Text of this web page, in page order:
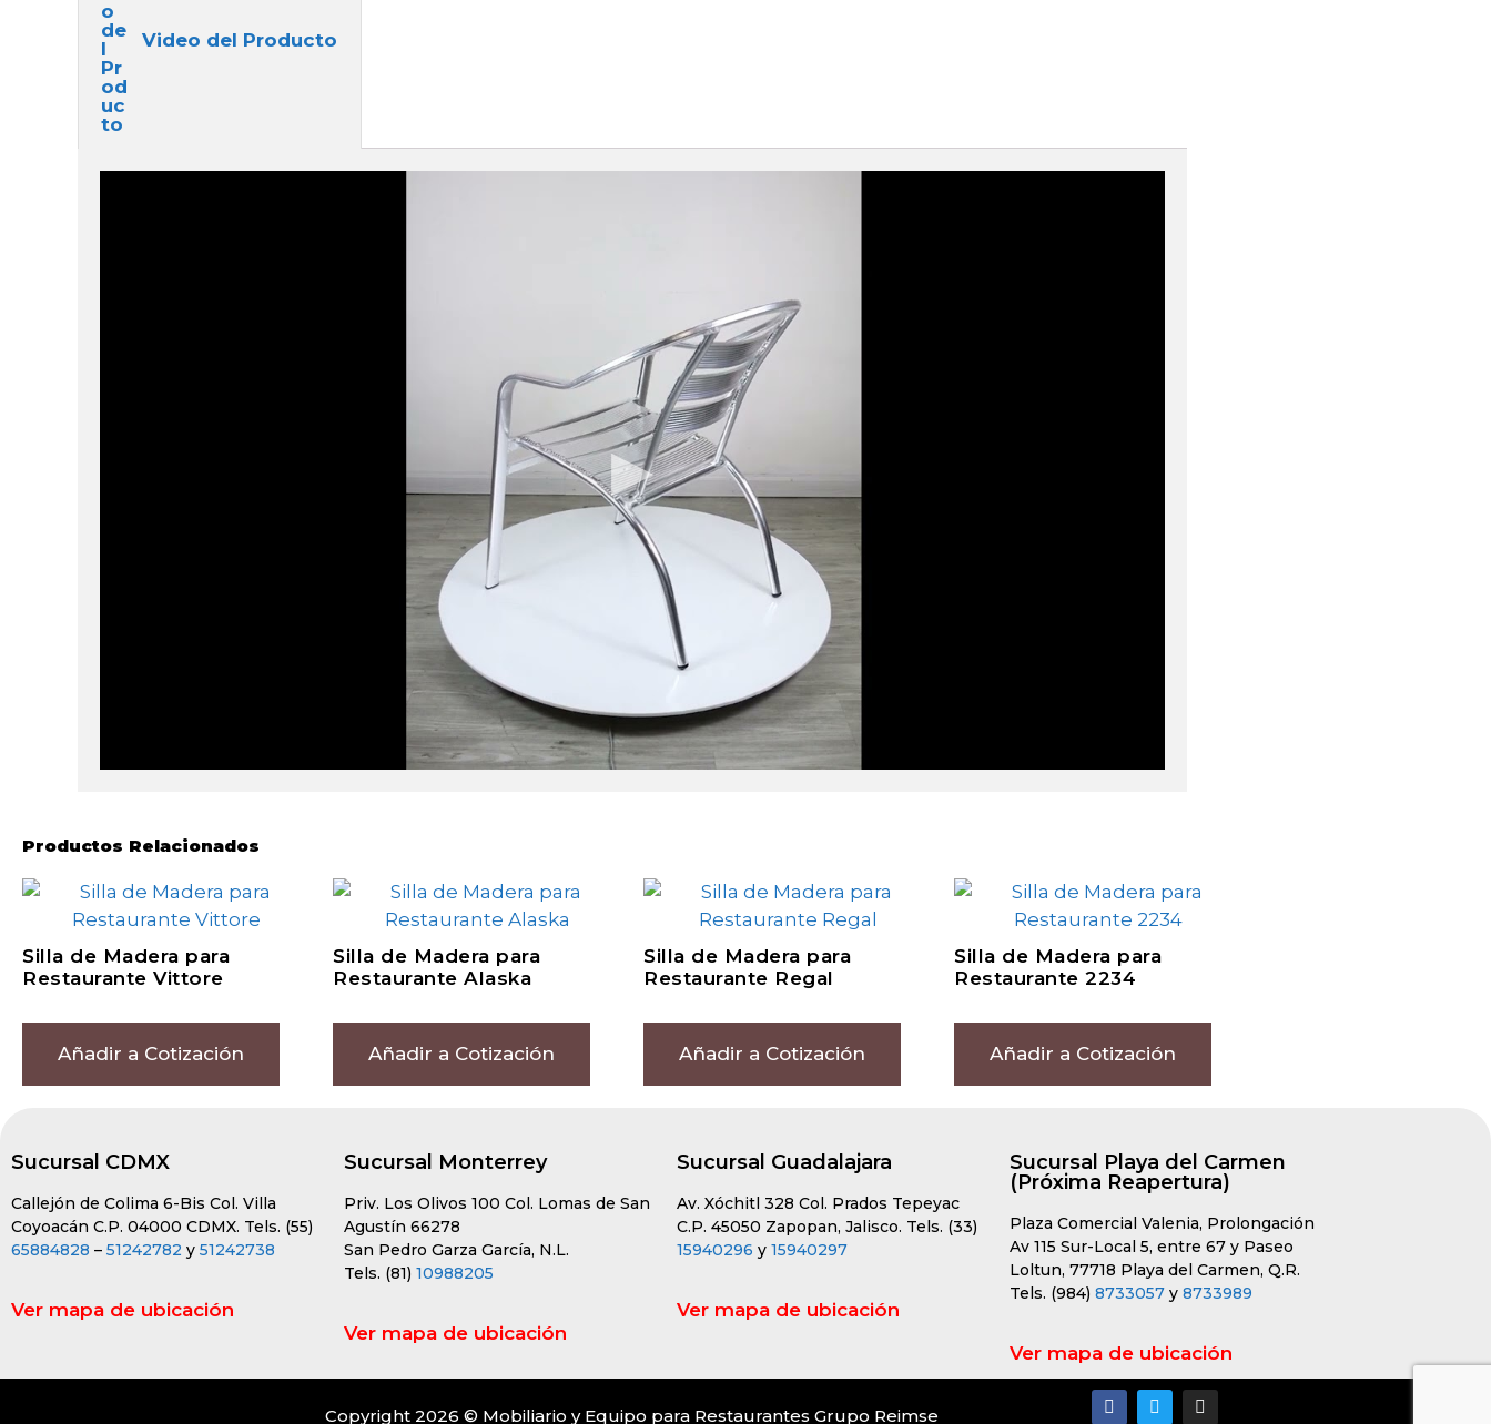
Video del Producto
Productos Relacionados
Silla de Madera para
Restaurante Vittore
Añadir a Cotización
Silla de Madera para
Restaurante Alaska
Añadir a Cotización
Silla de Madera para
Restaurante Regal
Añadir a Cotización
Silla de Madera para
Restaurante 2234
Añadir a Cotización
Sucursal CDMX
Callejón de Colima 6-Bis Col. Villa
Coyoacán C.P. 04000 CDMX. Tels. (55)
65884828 – 51242782 y 51242738
Ver mapa de ubicación
Sucursal Monterrey
Priv. Los Olivos 100 Col. Lomas de San
Agustín 66278
San Pedro Garza García, N.L.
Tels. (81) 10988205
Ver mapa de ubicación
Sucursal Guadalajara
Av. Xóchitl 328 Col. Prados Tepeyac
C.P. 45050 Zapopan, Jalisco. Tels. (33)
15940296 y 15940297
Ver mapa de ubicación
Sucursal Playa del Carmen
(Próxima Reapertura)
Plaza Comercial Valenia, Prolongación
Av 115 Sur-Local 5, entre 67 y Paseo
Loltun, 77718 Playa del Carmen, Q.R.
Tels. (984) 8733057 y 8733989
Ver mapa de ubicación
Copyright 2026 © Mobiliario y Equipo para Restaurantes Grupo Reimse